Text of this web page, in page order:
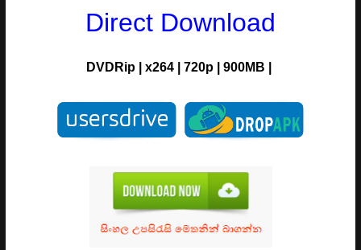
Direct Download
DVDRip x264 720p 900MB |